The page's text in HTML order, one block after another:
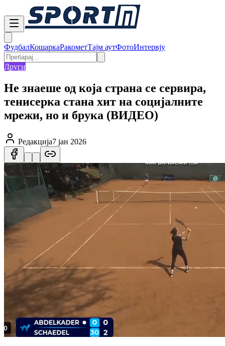
ФудбалКошаркаРакометТајм аутФотоИнтервју
Други
Не знаеше од која страна се сервира,
тенисерка стана хит на социјалните
мрежи, но и брука (ВИДЕО)
Редакција7 јан 2026